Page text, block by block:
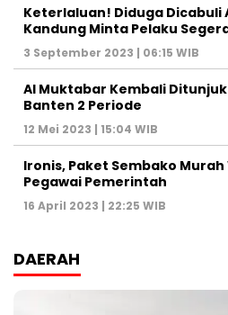
Keterlaluan! Diduga Dicabuli
Kandung Minta Pelaku
3 September 2023 | 06:15 WIB
Al Muktabar Kembali
Banten 2 Periode
12 Mei 2023 | 15:04 WIB
Ironis, Paket Sembako
Pegawai Pemerintah
16 April 2023 | 22:25 WIB
DAERAH